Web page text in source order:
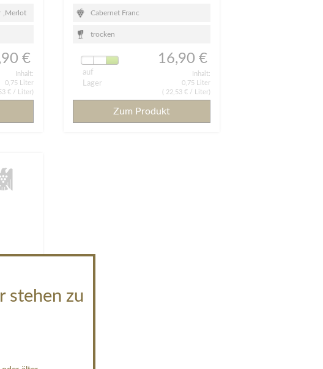
stehen zu
Merlot
€
Inhalt:
0,75 Liter
€ / Liter)
Cabernet Franc
trocken
auf
Lager
16,90 €
Inhalt:
0,75 Liter
22,53 €/ Liter)
Zum Produkt